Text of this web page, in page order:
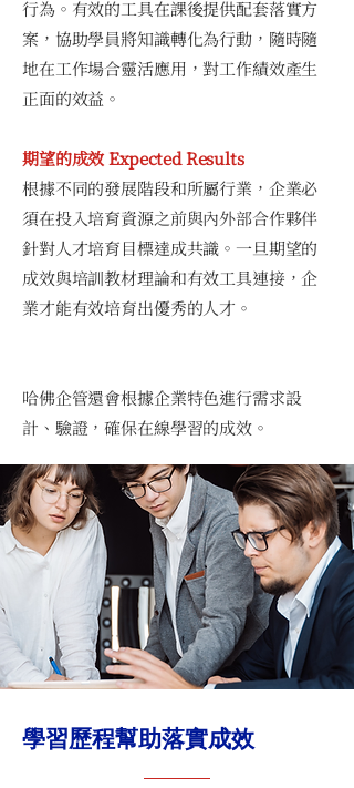
行為。有效的工具在課後提供配套落實方
案，協助學員將知識轉化為行動，隨時隨
地在工作場合靈活應用，對工作績效產生
正面的效益。
期望的成效 Expected Results
根據不同的發展階段和所屬行業，企業必
須在投入培育資源之前與內外部合作夥伴
針對人才培育目標達成共識。一旦期望的
成效與培訓教材理論和有效工具連接，企
業才能有效培育出優秀的人才。
哈佛企管還會根據企業特色進行需求設
計、驗證，確保在線學習的成效。
學習歷程幫助落實成效